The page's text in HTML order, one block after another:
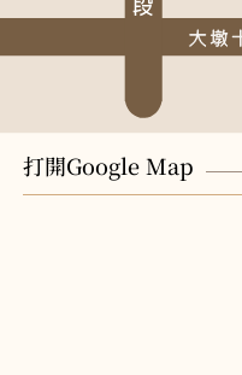
打開Google Map